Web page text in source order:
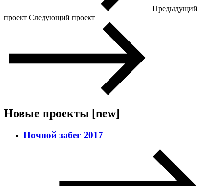
Предыдущий
проект Следующий проект
Новые проекты [new]
Ночной забег 2017